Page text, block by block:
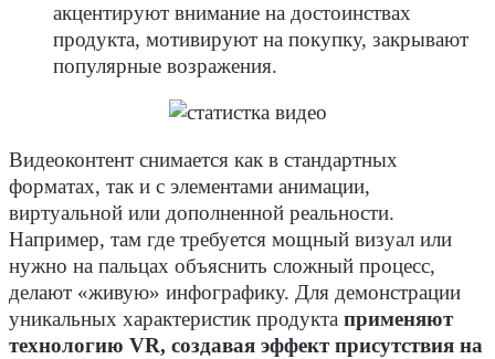
акцентируют внимание на достоинствах
продукта, мотивируют на покупку, закрывают
популярные возражения.
Видеоконтент снимается как в стандартных
форматах, так и с элементами анимации,
виртуальной или дополненной реальности.
Например, там где требуется мощный визуал или
нужно на пальцах объяснить сложный процесс,
делают «живую» инфографику. Для демонстрации
уникальных характеристик продукта применяют
технологию VR, создавая эффект присутствия на